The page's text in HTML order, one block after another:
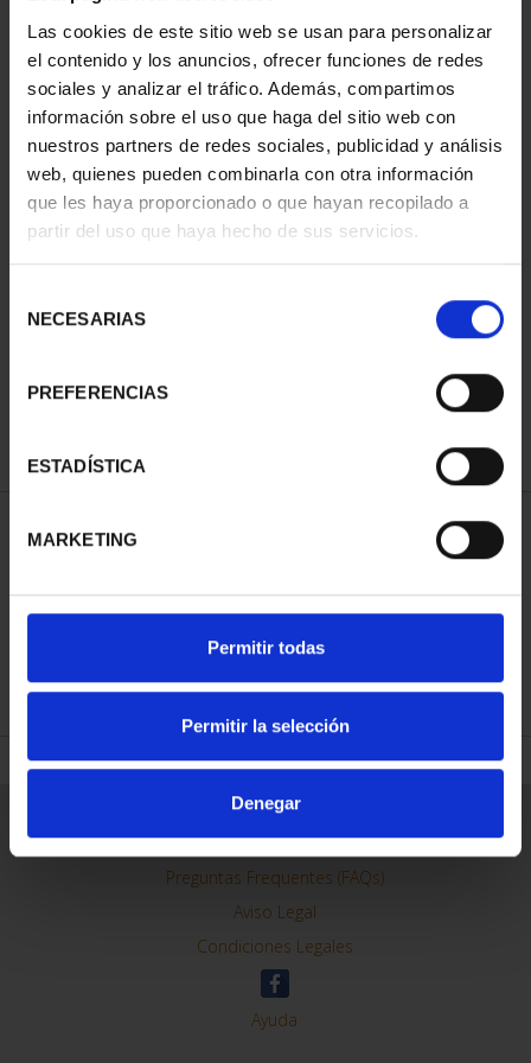
Las cookies de este sitio web se usan para personalizar
el contenido y los anuncios, ofrecer funciones de redes
sociales y analizar el tráfico. Además, compartimos
información sobre el uso que haga del sitio web con
nuestros partners de redes sociales, publicidad y análisis
web, quienes pueden combinarla con otra información
que les haya proporcionado o que hayan recopilado a
partir del uso que haya hecho de sus servicios.
NECESARIAS
PREFERENCIAS
ESTADÍSTICA
MARKETING
Permitir todas
Permitir la selección
Denegar
ORDENAR POR:
REFINAR
1 Productos encontrados
NACIONAL I - EL
ORDENAR POR:
REFINAR